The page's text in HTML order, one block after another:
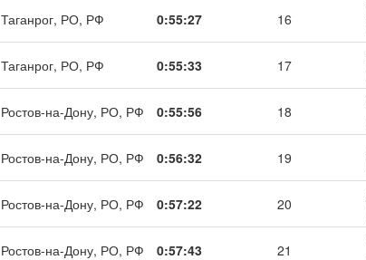
Таганрог, РО, РФ 0:55:27 16
Таганрог, РО, РФ 0:55:33 17
Ростов-на-Дону, РО, РФ 0:55:56 18
Ростов-на-Дону, РО, РФ 0:56:32 19
Ростов-на-Дону, РО, РФ 0:57:22 20
Ростов-на-Дону, РО, РФ 0:57:43 21